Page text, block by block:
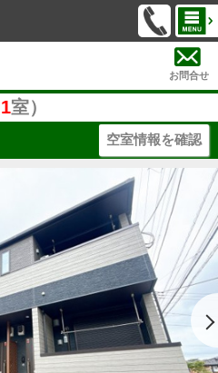
お問合せ
1室）
空室情報を確認